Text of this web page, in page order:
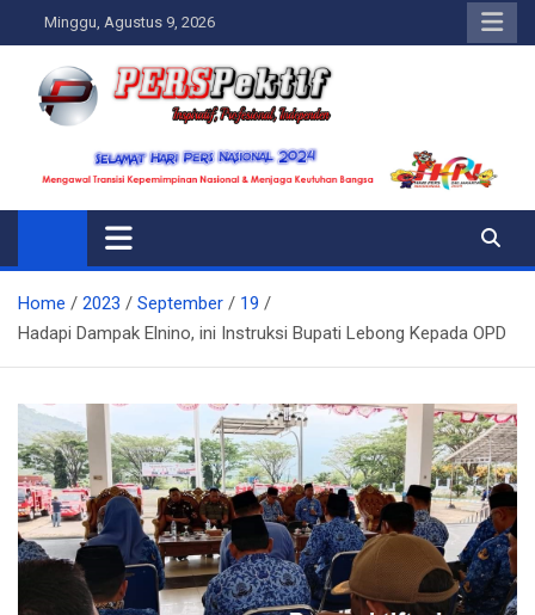
to
content
Minggu, Agustus 9, 2026
Perspektif.today
Ispiratif Profesional Independen
Home 2023 September
19
Hadapi Dampak Elnino, ini Instruksi Bupati Lebong Kepada OPD